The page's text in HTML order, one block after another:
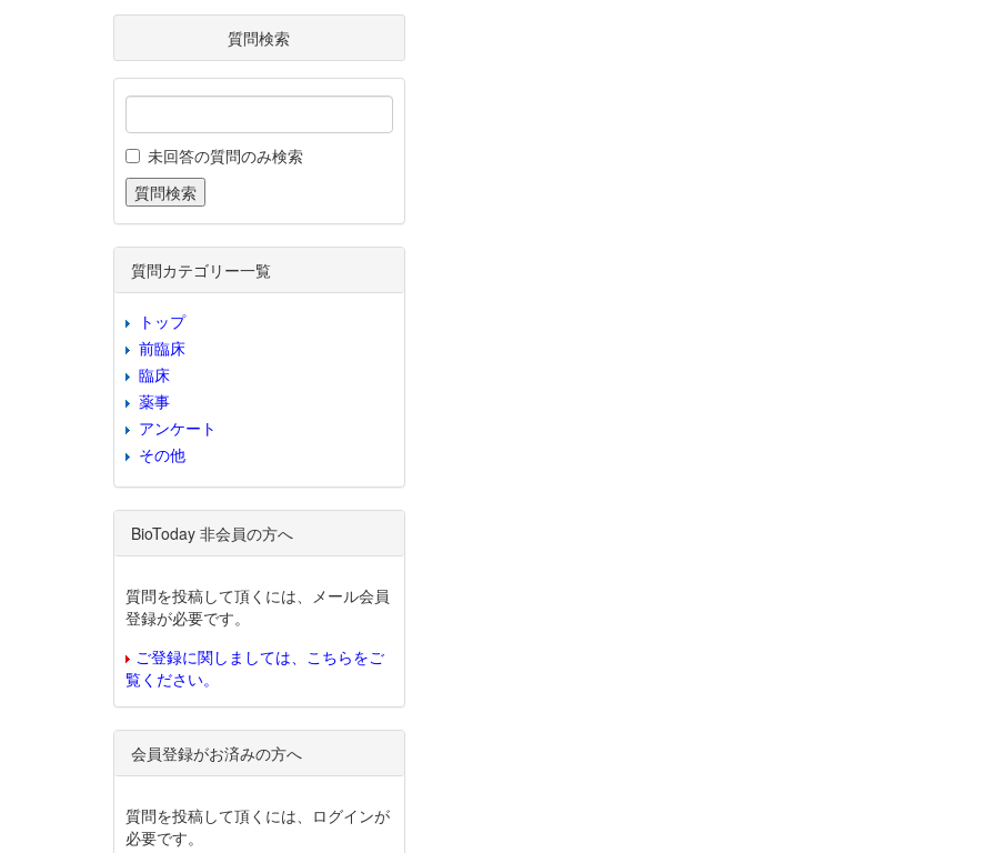
質問検索
未回答の質問のみ検索
質問カテゴリー一覧
トップ
前臨床
臨床
薬事
アンケート
その他
BioToday 非会員の方へ
質問を投稿して頂くには、メール会員
登録が必要です。
ご登録に関しましては、こちらをご
覧ください。
会員登録がお済みの方へ
質問を投稿して頂くには、ログインが
必要です。